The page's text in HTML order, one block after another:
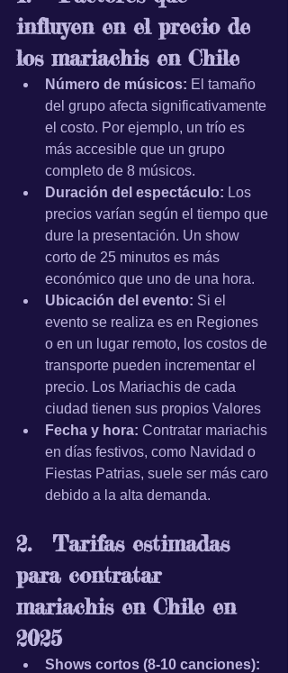
influyen en el precio de
los mariachis en Chile
Número de músicos: El tamaño
del grupo afecta significativamente
el costo. Por ejemplo, un trío es
más accesible que un grupo
completo de 8 músicos.
Duración del espectáculo: Los
precios varían según el tiempo que
dure la presentación. Un show
corto de 25 minutos es más
económico que uno de una hora.
Ubicación del evento: Si el
evento se realiza es en Regiones
o en un lugar remoto, los costos de
transporte pueden incrementar el
precio. Los Mariachis de cada
ciudad tienen sus propios Valores
Fecha y hora: Contratar mariachis
en días festivos, como Navidad o
Fiestas Patrias, suele ser más caro
debido a la alta demanda.
2.	Tarifas estimadas
para contratar
mariachis en Chile en
2025
Shows cortos (8-10 canciones):